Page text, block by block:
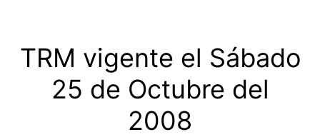
TRM vigente el Sábado
25 de Octubre del
2008